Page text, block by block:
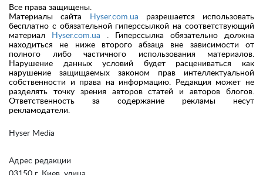
Hyser Media
Адрес редакции
Все права защищены.
Материалы сайта
Hyser.com.ua разрешается использовать
бесплатно с обязательной гиперссылкой на соответствующий
материал
Hyser.com.ua . Гиперссылка обязательно должна
находиться не ниже второго абзаца вне зависимости от
полного либо частичного использования материалов.
Нарушение данных условий будет расцениваться как
нарушение защищаемых законом прав интеллектуальной
собственности и права на информацию. Редакция может не
разделять точку зрения авторов статей и авторов блогов.
Ответственность за содержание рекламы несут
рекламодатели.